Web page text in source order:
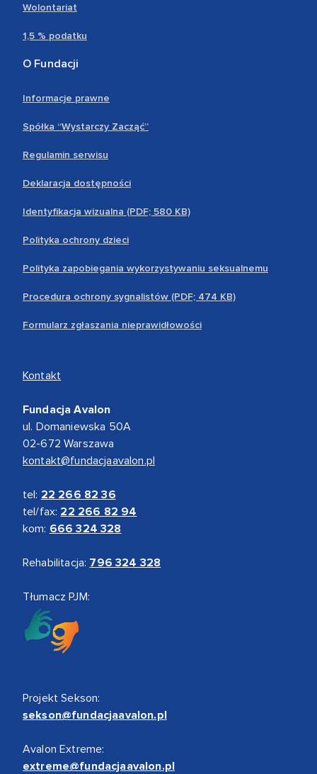
Wolontariat
1,5 % podatku
O Fundacji
Informacje prawne
Spółka “Wystarczy Zacząć”
Regulamin serwisu
Deklaracja dostępności
Identyfikacja wizualna (PDF; 580 KB)
Polityka ochrony dzieci
Polityka zapobiegania wykorzystywaniu seksualnemu
Procedura ochrony sygnalistów (PDF; 474 KB)
Formularz zgłaszania nieprawidłowości
Kontakt
Fundacja Avalon
ul. Domaniewska 50A
02-672 Warszawa
kontakt@fundacjaavalon.pl
tel: 22 266 82 36
tel/fax: 22 266 82 94
kom: 666 324 328
Rehabilitacja: 796 324 328
Tłumacz PJM:
Projekt Sekson:
sekson@fundacjaavalon.pl
Avalon Extreme:
extreme@fundacjaavalon.pl